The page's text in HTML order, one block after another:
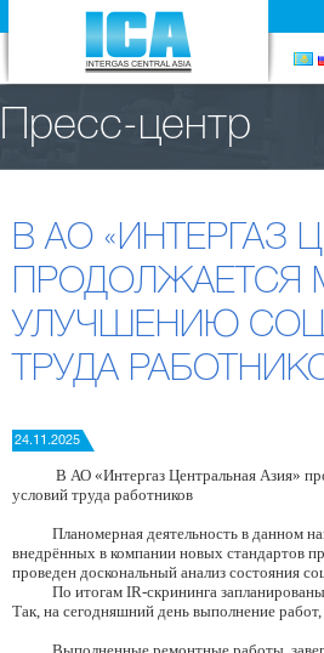
Пресс-центр
В АО «ИНТЕРГАЗ
ПРОДОЛЖАЕТСЯ
УЛУЧШЕНИЮ
ТРУДА
24.11.2025
В АО «Интергаз Центральная Азия»
условий труда работников
Планомерная деятельность в данном
внедрённых в компании новых стандартов
проведен доскональный анализ состояния
По итогам IR-скрининга запланированы
Так, на сегодняшний день выполнение